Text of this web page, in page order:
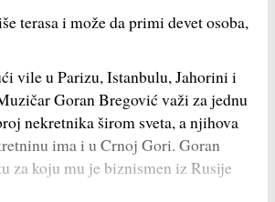
terasa i može da primi devet osoba,
vile u Parizu, Istanbulu, Jahorini i
Goran Bregović važi za jednu
nekretnika širom sveta, a njihova
ima i u Crnoj Gori. Goran
za koju mu je biznismen iz Rusije